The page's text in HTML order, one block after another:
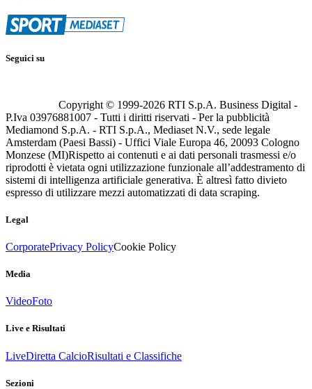
Seguici su
Copyright © 1999-2026 RTI S.p.A. Business Digital -
P.Iva 03976881007 - Tutti i diritti riservati - Per la pubblicità
Mediamond S.p.A. - RTI S.p.A., Mediaset N.V., sede legale
Amsterdam (Paesi Bassi) - Uffici Viale Europa 46, 20093 Cologno
Monzese (MI)Rispetto ai contenuti e ai dati personali trasmessi e/o
riprodotti è vietata ogni utilizzazione funzionale all’addestramento di
sistemi di intelligenza artificiale generativa. È altresì fatto divieto
espresso di utilizzare mezzi automatizzati di data scraping.
Legal
CorporatePrivacy PolicyCookie Policy
Media
VideoFoto
Live e Risultati
LiveDiretta CalcioRisultati e Classifiche
Sezioni